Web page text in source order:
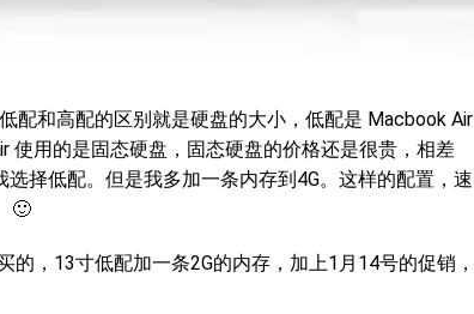
配和高配的区别就是硬盘的大小，低配是 Macbook Air
使用的是固态硬盘，固态硬盘的价格还是很贵，相差
选择低配。但是我多加一条内存到4G。这样的配置，速
🙂
的，13寸低配加一条2G的内存，加上1月14号的促销，